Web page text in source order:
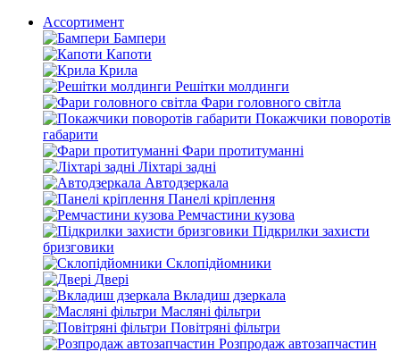
Ассортимент
Бампери
Капоти
Крила
Решітки молдинги
Фари головного світла
Покажчики поворотів
габарити
Фари протитуманні
Ліхтарі задні
Автодзеркала
Панелі кріплення
Ремчастини кузова
Підкрилки захисти
бризговики
Склопідйомники
Двері
Вкладиш дзеркала
Масляні фільтри
Повітряні фільтри
Розпродаж автозапчастин